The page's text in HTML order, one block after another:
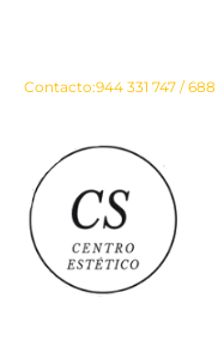
Contacto:944 331 747 /